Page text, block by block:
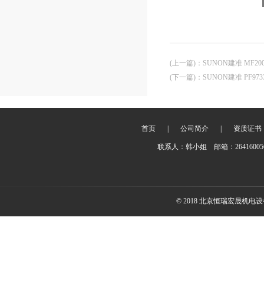
(上一篇) ： SUNON建准
(下一篇) ： SUNON建准
首页 公司简介 资质证书
联系人：韩小姐 邮箱：
© 2018 北京恒瑞宏晟机电